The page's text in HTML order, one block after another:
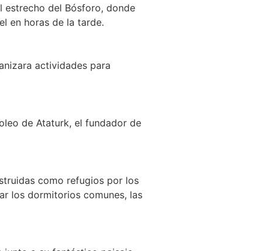
estrecho del Bósforo, donde
en horas de la tarde.
actividades para
de Ataturk, el fundador de
como refugios por los
los dormitorios comunes, las